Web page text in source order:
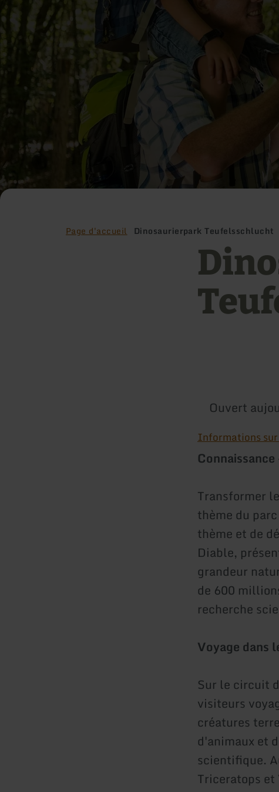
Page d'accueil Dinosaurierpark Teufelsschlucht
Ouvert
Informations
Transformer
thème du
thème et de
Diable,
grandeur
de 600
recherche
Voyage dans
Sur le circuit
visiteurs
créatures
d'animaux et
scientifique.
Triceratops